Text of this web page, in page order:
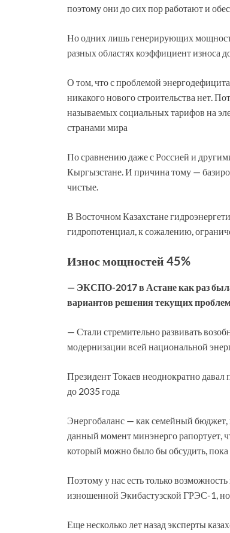
поэтому они до сих пор работают и
Но одних лишь генерирующих
разных областях коэффициент износа
О том, что с проблемой
никакого нового строительства нет.
называемых социальных тарифов на
странами мира
По сравнению даже с Россией и
Кыргызстане. И причина тому —
чистые.
В Восточном Казахстане
гидропотенциал, к сожалению,
Износ мощностей 45%
— ЭКСПО-2017 в Астане как раз
вариантов решения текущих
— Стали стремительно развивать
модернизации всей национальной
Президент Токаев неоднократно давал
до 2035 года
Энергобаланс — как семейный бюджет,
данный момент минэнерго рапортует,
который можно было бы обсудить, пока
Поэтому у нас есть только
изношенной Экибастузской ГРЭС-1, но
Еще несколько лет назад эксперты